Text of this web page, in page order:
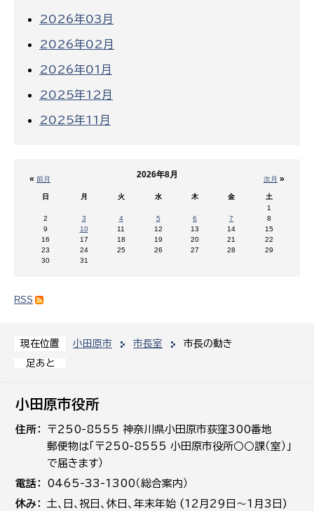
現在位置 小田原市 市長室
市長の動き
足あと
2026年03月
2026年02月
2026年01月
2025年12月
2025年11月
« 前月 次月 »
2026年8月
日 月 火 水 木 金
土
1
2
3 4 5 6 7
8
9
10 11 12 13 14
15
16
17 18 19 20 21
22
23
24 25 26 27 28
29
30
31
RSS
小田原市役所
住所
〒250-8555 神奈川県小田原市荻窪300番地
郵便物は「〒250-8555 小田原市役所○○課（室）」
で届きます）
電話
0465-33-1300（総合案内）
休み
土､日､祝日、休日、年末年始 (12月29日～1月3日)